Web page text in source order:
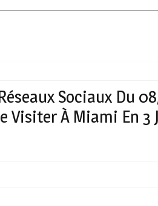
Sociaux Du
Visiter À Miami En 3